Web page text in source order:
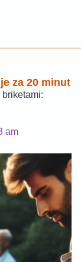
za 20 minut
am